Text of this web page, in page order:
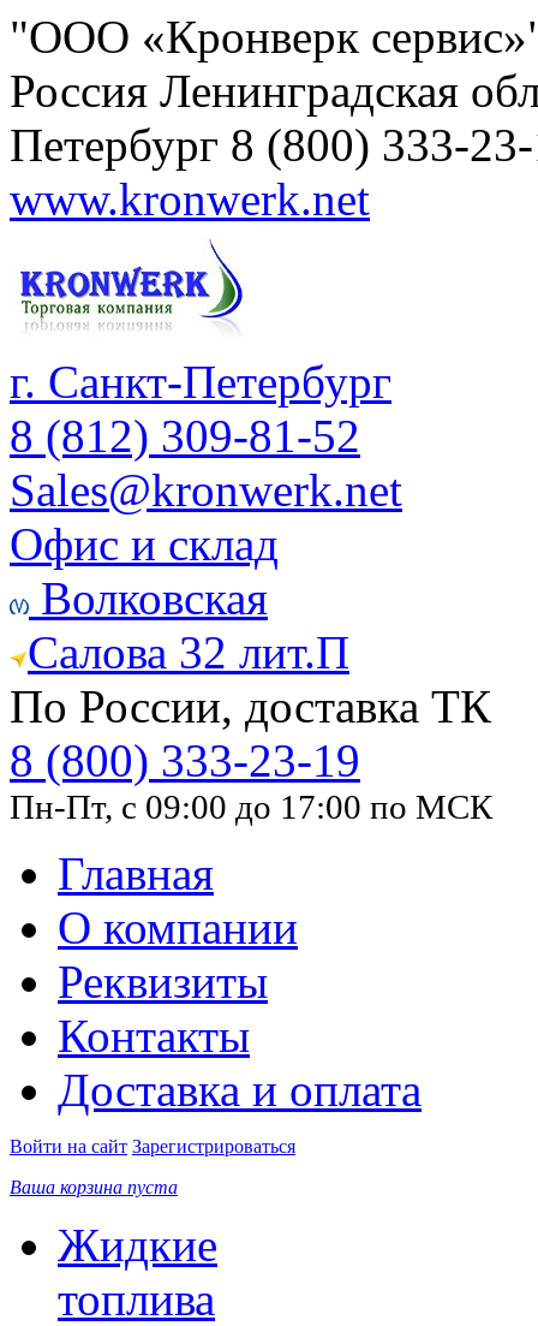
"ООО «Кронверк
Россия Ленинградская
Петербург 8 (800) 333-
www.kronwerk.net
г. Санкт-Петербург
8 (812) 309-81-52
Sales@kronwerk.net
Офис и склад
Волковская
Салова 32 лит.П
По России, доставка ТК
8 (800) 333-23-19
Пн-Пт, с 09:00 до 17:00 по МСК
Главная
О компании
Реквизиты
Контакты
Доставка и оплата
Войти на сайт Зарегистрироваться
Ваша корзина пуста
Жидкие
топлива